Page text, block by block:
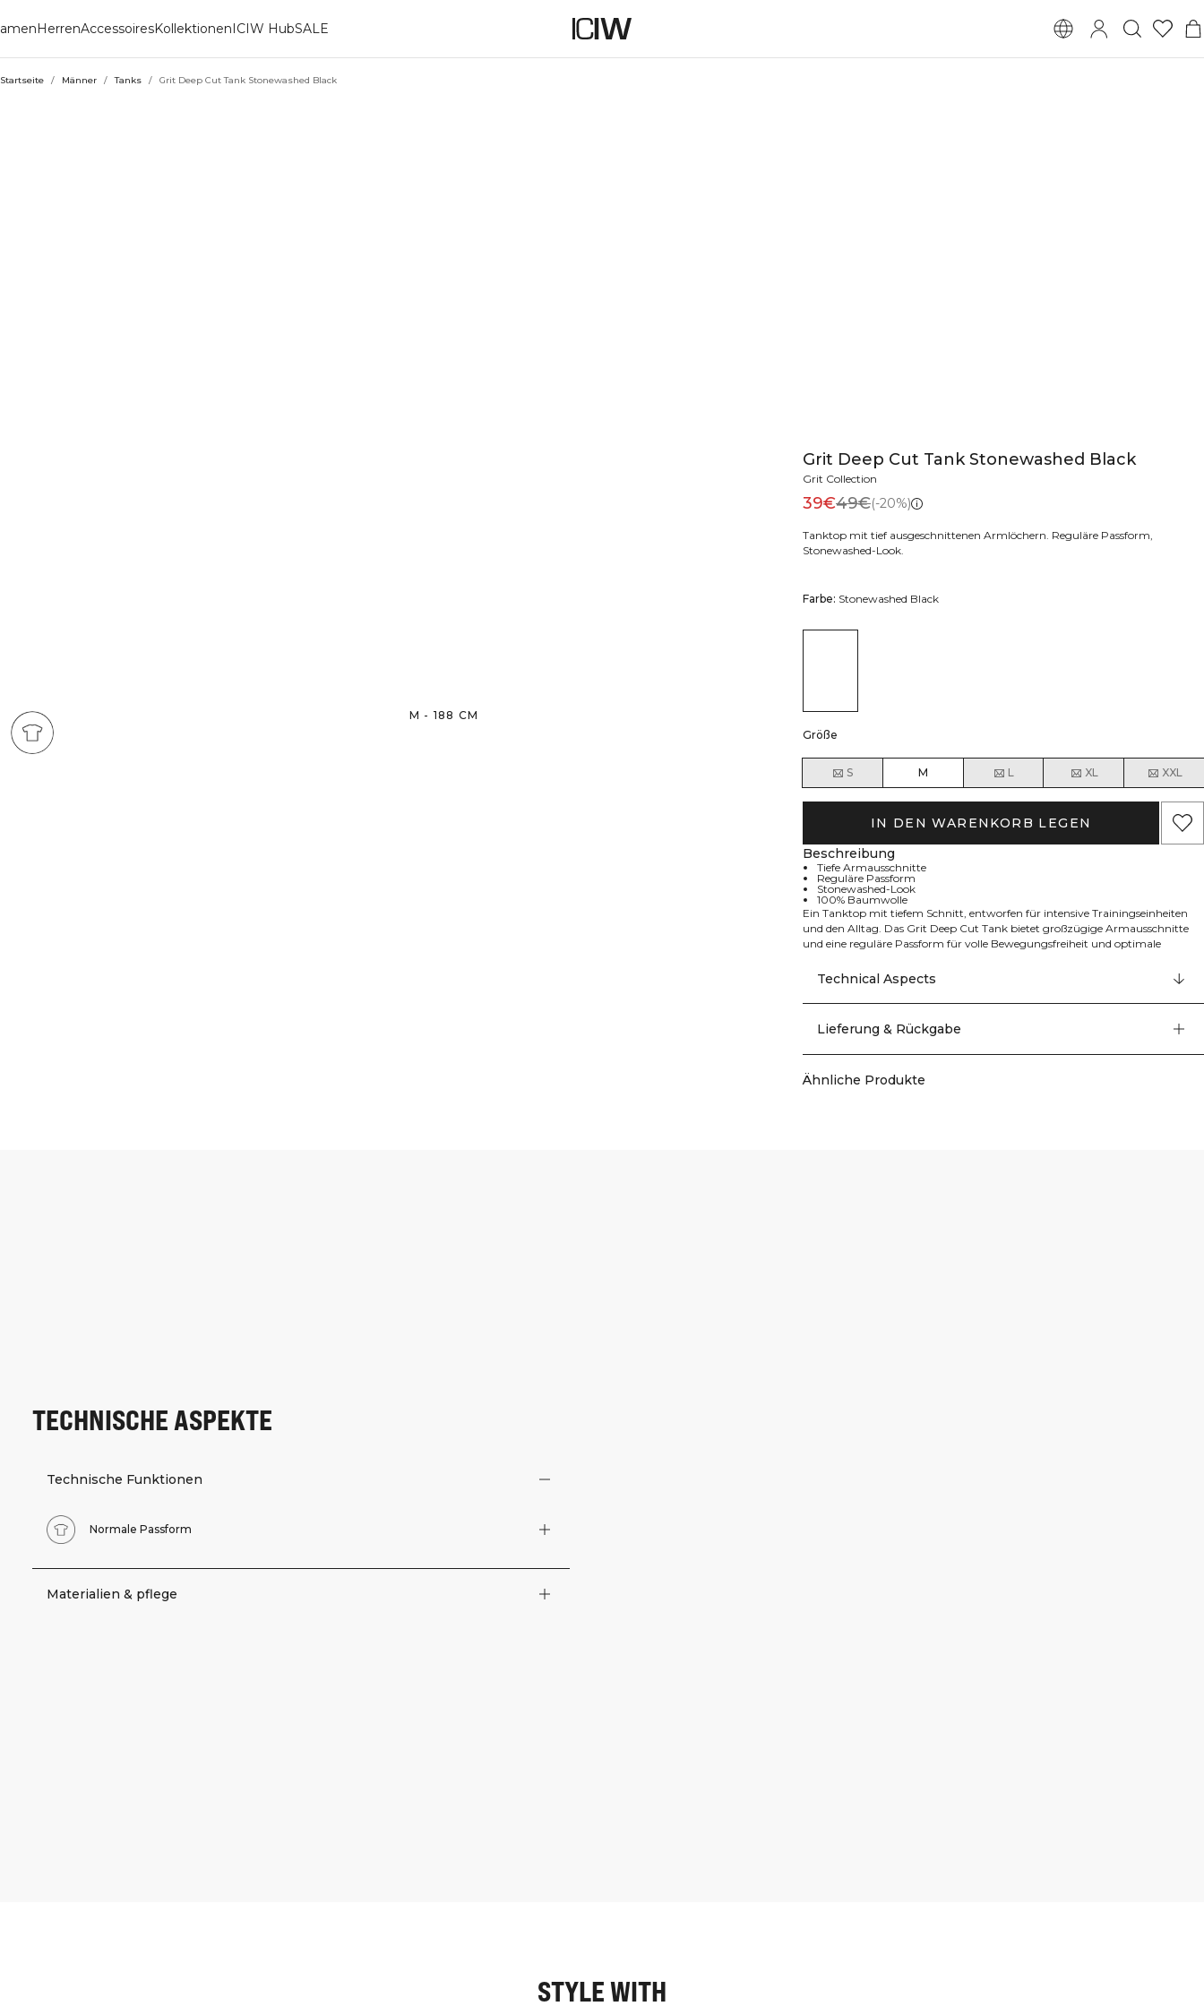
HerrenAccessoiresKollektionenICIW HubSALE
Startseite / Männer / Tanks / Grit Deep Cut Tank Stonewashed Black
M - 188 CM
Grit Deep Cut Tank Stonewashed Black
Grit Collection
39€49€(-20%)
Tanktop mit tief ausgeschnittenen Armlöchern. Reguläre Passform,
Stonewashed-Look.
Farbe: Stonewashed Black
Größe
S M L XL XXL
IN DEN WARENKORB LEGEN
Beschreibung
Tiefe Armausschnitte
Reguläre Passform
Stonewashed-Look
100% Baumwolle
Ein Tanktop mit tiefem Schnitt, entworfen für intensive Trainingseinheiten
und den Alltag. Das Grit Deep Cut Tank bietet großzügige Armausschnitte
und eine reguläre Passform für volle Bewegungsfreiheit und optimale
sich vom ersten Tragen an weich an und hat einen dezenten, robusten Look.
Atmungsaktiv und bequem in Standardlänge, lässt es sich mühelos mit
deinen Lieblings-Trainingsshorts oder Joggern kombinieren und bewegt sich
Technical Aspects
Lieferung & Rückgabe
Ähnliche Produkte
TECHNISCHE ASPEKTE
Technische Funktionen
Normale Passform
Materialien & pflege
STYLE WITH